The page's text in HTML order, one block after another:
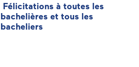
Félicitations à toutes les
bachelières et tous les
bacheliers